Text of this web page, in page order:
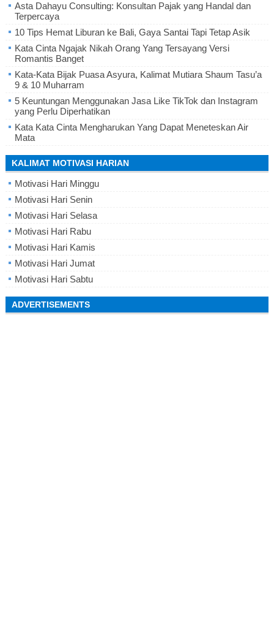
Asta Dahayu Consulting: Konsultan Pajak yang Handal dan
Terpercaya
10 Tips Hemat Liburan ke Bali, Gaya Santai Tapi Tetap Asik
Kata Cinta Ngajak Nikah Orang Yang Tersayang Versi
Romantis Banget
Kata-Kata Bijak Puasa Asyura, Kalimat Mutiara Shaum Tasu’a
9 & 10 Muharram
5 Keuntungan Menggunakan Jasa Like TikTok dan Instagram
yang Perlu Diperhatikan
Kata Kata Cinta Mengharukan Yang Dapat Meneteskan Air
Mata
KALIMAT MOTIVASI HARIAN
Motivasi Hari Minggu
Motivasi Hari Senin
Motivasi Hari Selasa
Motivasi Hari Rabu
Motivasi Hari Kamis
Motivasi Hari Jumat
Motivasi Hari Sabtu
ADVERTISEMENTS